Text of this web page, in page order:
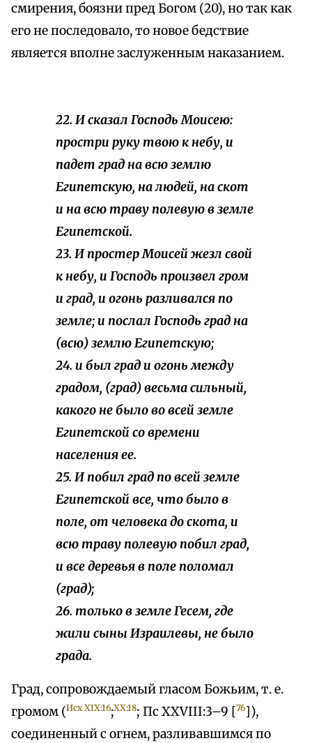
смирения, боязни пред Богом (20), но так как
его не последовало, то новое бедствие
является вполне заслуженным наказанием.
22. И сказал Господь Моисею:
простри руку твою к небу, и
падет град на всю землю
Египетскую, на людей, на скот
и на всю траву полевую в земле
Египетской.
23. И простер Моисей жезл свой
к небу, и Господь произвел гром
и град, и огонь разливался по
земле; и послал Господь град на
(всю) землю Египетскую;
24. и был град и огонь между
градом, (град) весьма сильный,
какого не было во всей земле
Египетской со времени
населения ее.
25. И побил град по всей земле
Египетской все, что было в
поле, от человека до скота, и
всю траву полевую побил град,
и все деревья в поле поломал
(град);
26. только в земле Гесем, где
жили сыны Израилевы, не было
града.
Град, сопровождаемый гласом Божьим, т. е.
громом (Исх XIX:16;XX:18; Пс XXVIII:3–9 [76]),
соединенный с огнем, разливавшимся по